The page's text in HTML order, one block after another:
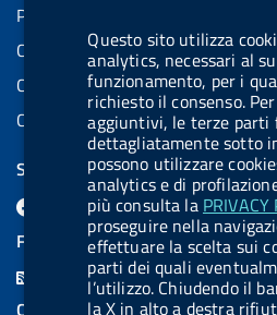
Questo sito utilizza
analytics, necessari al
funzionamento, per i
richiesto il consenso.
aggiuntivi, le terze
dettagliatamente sotto
possono utilizzare
analytics e di
più consulta la PRIVACY
proseguire nella
effettuare la scelta sui
parti dei quali
l’utilizzo. Chiudendo il
la X in alto a destra
Partita IVA: 08703841000
Codice Fiscale: 97345810580
Codice IPA AIFA: aifa_rm
Codice IPA UCB: UFE1TR
SEGUICI SU
l
a
b
e
X
B
l
u
e
Y
o
u
t
l
a
b
e
FEED RSS
COOKIES